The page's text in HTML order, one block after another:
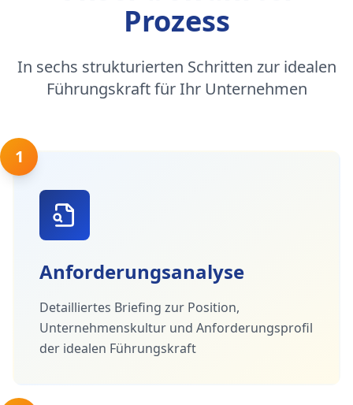
Prozess
In sechs strukturierten Schritten zur idealen
Führungskraft für Ihr Unternehmen
1
Anforderungsanalyse
Detailliertes Briefing zur Position,
Unternehmenskultur und Anforderungsprofil
der idealen Führungskraft